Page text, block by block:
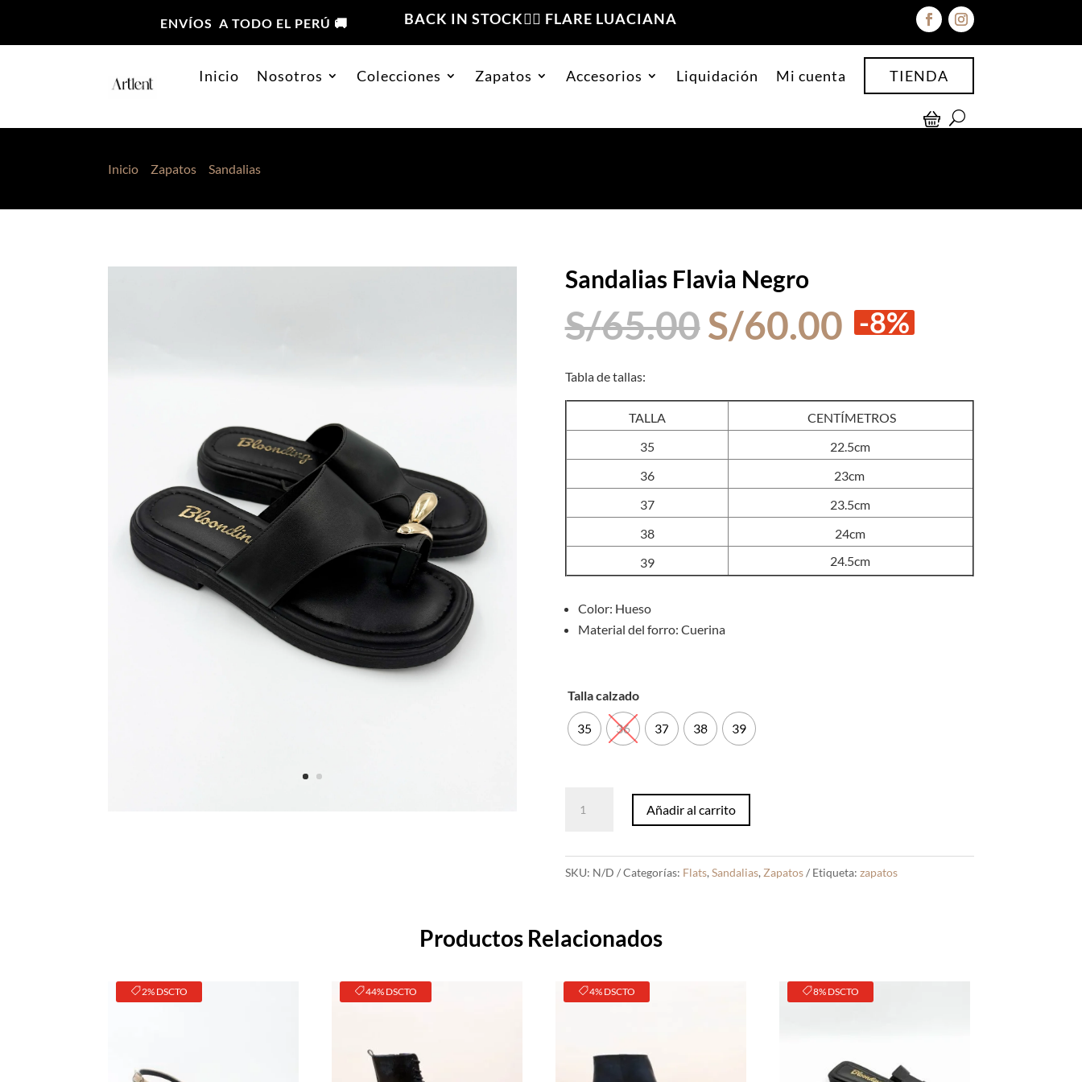
ENVÍOS A TODO EL PERÚ 🚚 BACK IN STOCK❤️‍🔥 FLARE LUACIANA
Inicio Nosotros Colecciones Zapatos Accesorios Liquidación Mi cuenta TIENDA
Inicio Zapatos >Sandalias
Sandalias Flavia Negro
S/65.00El
precio
era:
S/65.00.
S/60.00El
precio
es:
S/60.00.
-8%
Tabla de tallas:
TALLA
CENTÍMETROS
35
22.5cm
36
23cm
37
23.5cm
38
24cm
39
24.5cm
Color: Hueso
Material del forro: Cuerina
Talla calzado
35 36 37 38 39
Añadir al carrito
SKU: N/D Categorías: Flats, Sandalias, Zapatos Etiqueta: zapatos
Productos Relacionados
2% DSCTO 44% DSCTO 4% DSCTO 8% DSCTO